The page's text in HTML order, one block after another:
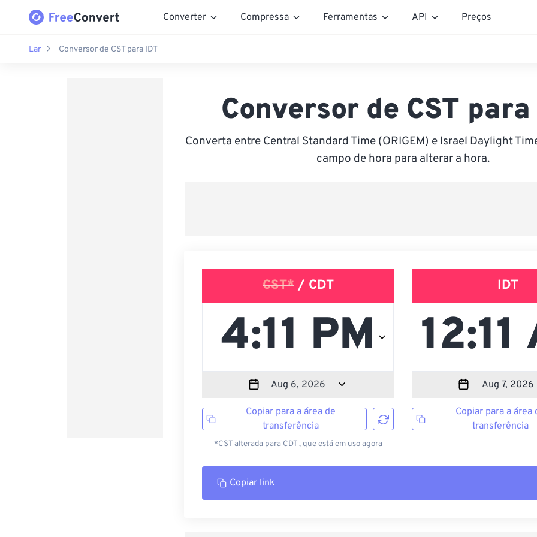
Converter Compressa Ferramentas API Preços
Lar Conversor de CST para IDT
Conversor de CST
Converta entre Central Standard Time (ORIGEM) e Israel Daylight
campo de hora para alterar a hora.
CST*/ CDT
Copiar para a área de
transferência
*CST alterada para CDT , que está em uso agora
IDT
Copiar para a área
transferência
Copiar link